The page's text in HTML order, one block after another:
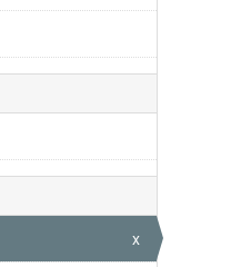
x